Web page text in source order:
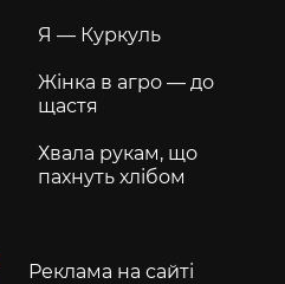
Я — Куркуль
Жінка в агро — до
щастя
Хвала рукам, що
пахнуть хлібом
Реклама на сайті